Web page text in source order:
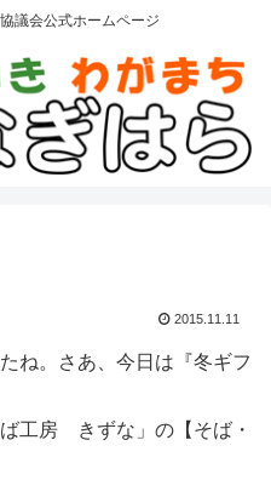
議会公式ホームページ
2015.11.11
ね。さあ、今日は『冬ギフ
工房 きずな」の【そば・